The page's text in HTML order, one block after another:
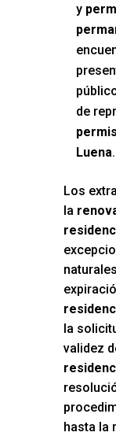
y
de
Luena.
Los
la
la
validez
hasta la